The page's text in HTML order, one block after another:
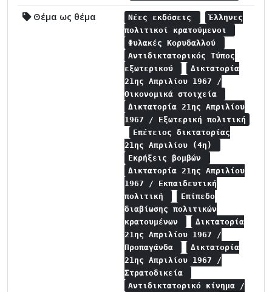
Θέμα ως θέμα Νέες εκδόσεις
Έλληνες
πολιτικοί κρατούμενοι
Φυλακές Κορυδαλλού
Αντιδικτατορικός Τύπος
εξωτερικού
Δικτατορία
21ης Απριλίου 1967 /
Οικονομικά στοιχεία
Δικτατορία 21ης Απριλίου
1967 / Εξωτερική πολιτική
Επέτειος δικτατορίας
21ης Απριλίου (4η)
Εκρήξεις βομβών
Δικτατορία 21ης Απριλίου
1967 / Εκπαιδευτική
πολιτική
Επίπεδο
διαβίωσης πολιτικών
κρατουμένων
Δικτατορία
21ης Απριλίου 1967 /
Προπαγάνδα
Δικτατορία
21ης Απριλίου 1967 /
Στρατοδικεία
Αντιδικτατορικό κίνημα /